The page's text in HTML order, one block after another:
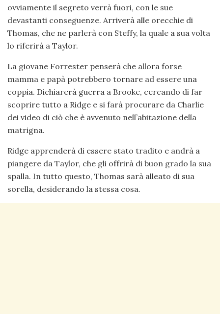
ovviamente il segreto verrà fuori, con le sue
devastanti conseguenze. Arriverà alle orecchie di
Thomas, che ne parlerà con Steffy, la quale a sua volta
lo riferirà a Taylor.
La giovane Forrester penserà che allora forse
mamma e papà potrebbero tornare ad essere una
coppia. Dichiarerà guerra a Brooke, cercando di far
scoprire tutto a Ridge e si farà procurare da Charlie
dei video di ciò che è avvenuto nell’abitazione della
matrigna.
Ridge apprenderà di essere stato tradito e andrà a
piangere da Taylor, che gli offrirà di buon grado la sua
spalla. In tutto questo, Thomas sarà alleato di sua
sorella, desiderando la stessa cosa.